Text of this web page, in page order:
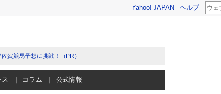
Yahoo! JAPAN ヘルプ
賀競馬予想に挑戦！（PR）
ス コラム 公式情報